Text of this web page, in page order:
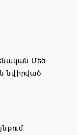
է այն
խորհրդային
Մեծ
նվիրված